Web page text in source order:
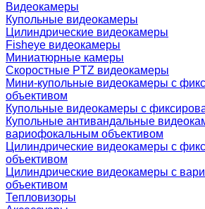
Видеокамеры
Купольные видеокамеры
Цилиндрические видеокамеры
Fisheye видеокамеры
Миниатюрные камеры
Скоростные PTZ видеокамеры
Мини-купольные видеокамеры с
объективом
Купольные видеокамеры с
Купольные антивандальные
вариофокальным объективом
Цилиндрические видеокамеры с
объективом
Цилиндрические видеокамеры с
объективом
Тепловизоры